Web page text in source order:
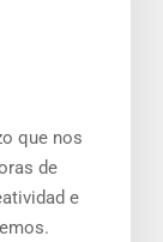
que nos
de
e